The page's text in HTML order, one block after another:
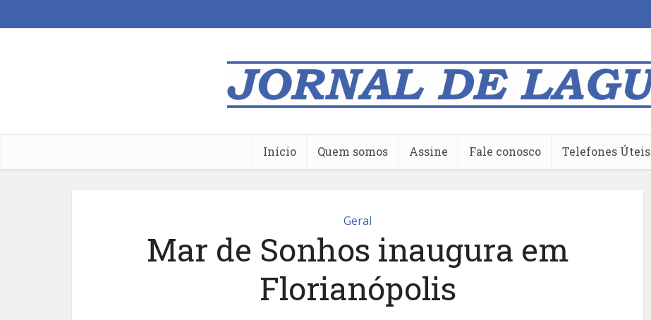
Início Quem somos Assine Fale conosco Telefones Úteis
Geral
Mar de Sonhos inaugura em
Florianópolis